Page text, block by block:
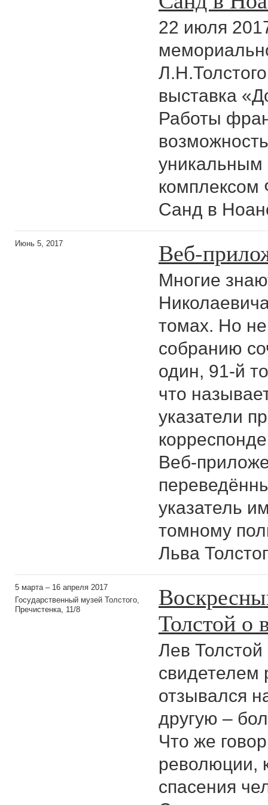
22 июля
выставка
Работы
уникальным
Санд в
Июнь 5, 2017 Веб-
Многие
томах. Но не
собранию
один, 91-й
что
указатели
Веб-
указатель
томному
Льва
5 марта – 16 апреля 2017
Государственный музей Толстого,
Пречистенка, 11/8
Толстой о
Лев
свидетелем
отзывался
другую –
Что же
революции,
спасения